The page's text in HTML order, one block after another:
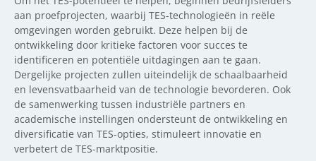
aan proefprojecten, waarbij TES-technologieën in reële
omgevingen worden gebruikt. Deze helpen bij de
ontwikkeling door kritieke factoren voor succes te
identificeren en potentiële uitdagingen aan te gaan.
Dergelijke projecten zullen uiteindelijk de schaalbaarheid
en levensvatbaarheid van de technologie bevorderen. Ook
de samenwerking tussen industriële partners en
academische instellingen ondersteunt de ontwikkeling en
diversificatie van TES-opties, stimuleert innovatie en
verbetert de TES-marktpositie.